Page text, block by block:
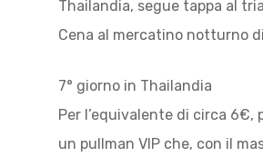
Thailandia, segue tappa al
Cena al mercatino notturno
7° giorno in Thailandia
Per l’equivalente di circa 6€,
un pullman VIP che, con il